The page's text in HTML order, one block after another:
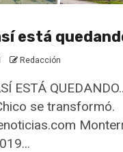
está
Redacción
ESTÁ
se transformó.